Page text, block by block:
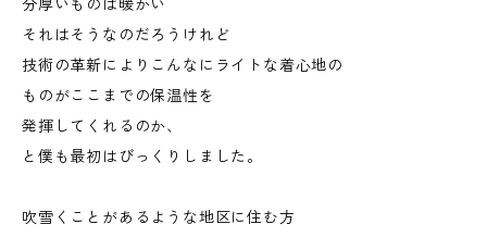
分厚いものは暖かい
それはそうなのだろうけれど
技術の革新によりこんなにライトな着心地の
ものがここまでの保温性を
発揮してくれるのか、
と僕も最初はびっくりしました。
吹雪くことがあるような地区に住む方